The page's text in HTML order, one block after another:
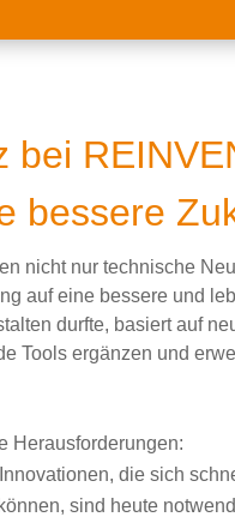
bei
bessere
nicht nur technische
auf eine bessere und
durfte, basiert auf
Tools ergänzen und
Herausforderungen:
die sich
sind heute